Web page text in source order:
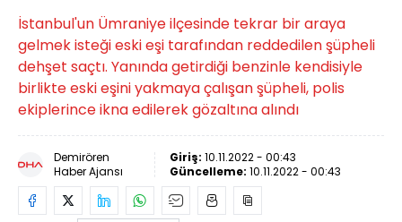
İstanbul'un Ümraniye ilçesinde tekrar bir araya
gelmek isteği eski eşi tarafından reddedilen şüpheli
dehşet saçtı. Yanında getirdiği benzinle kendisiyle
birlikte eski eşini yakmaya çalışan şüpheli, polis
ekiplerince ikna edilerek gözaltına alındı
Demirören
Haber Ajansı
Giriş: 10.11.2022 - 00:43
Güncelleme: 10.11.2022 - 00:43